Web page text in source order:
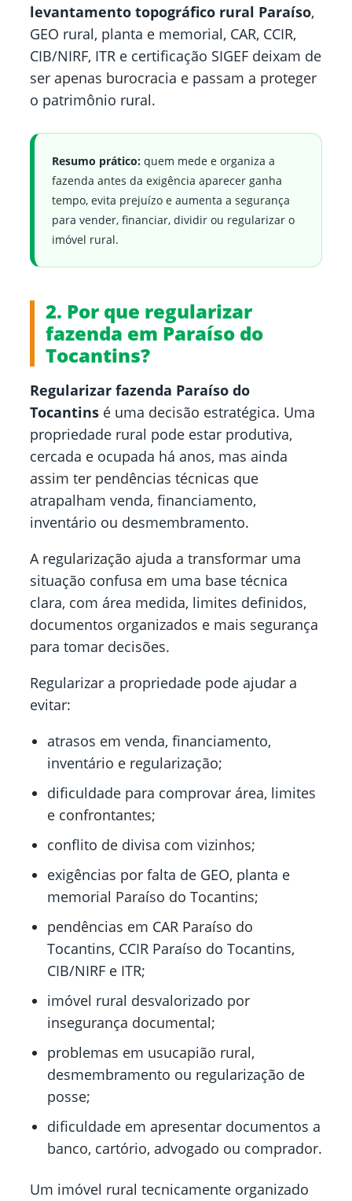
levantamento topográfico rural Paraíso,
GEO rural, planta e memorial, CAR, CCIR,
CIB/NIRF, ITR e certificação SIGEF deixam de
ser apenas burocracia e passam a proteger
o patrimônio rural.
Resumo prático: quem mede e organiza a
fazenda antes da exigência aparecer ganha
tempo, evita prejuízo e aumenta a segurança
para vender, financiar, dividir ou regularizar o
imóvel rural.
2. Por que regularizar
fazenda em Paraíso do
Tocantins?
Regularizar fazenda Paraíso do
Tocantins é uma decisão estratégica. Uma
propriedade rural pode estar produtiva,
cercada e ocupada há anos, mas ainda
assim ter pendências técnicas que
atrapalham venda, financiamento,
inventário ou desmembramento.
A regularização ajuda a transformar uma
situação confusa em uma base técnica
clara, com área medida, limites definidos,
documentos organizados e mais segurança
para tomar decisões.
Regularizar a propriedade pode ajudar a
evitar:
atrasos em venda, financiamento,
inventário e regularização;
dificuldade para comprovar área, limites
e confrontantes;
conflito de divisa com vizinhos;
exigências por falta de GEO, planta e
memorial Paraíso do Tocantins;
pendências em CAR Paraíso do
Tocantins, CCIR Paraíso do Tocantins,
CIB/NIRF e ITR;
imóvel rural desvalorizado por
insegurança documental;
problemas em usucapião rural,
desmembramento ou regularização de
posse;
dificuldade em apresentar documentos a
banco, cartório, advogado ou comprador.
Um imóvel rural tecnicamente organizado